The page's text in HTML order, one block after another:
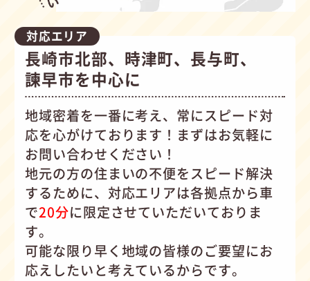
対応エリア
長崎市北部、時津町、長与町、
諫早市を中心に
地域密着を一番に考え、常にスピード対
応を心がけております！まずはお気軽に
お問い合わせください！
地元の方の住まいの不便をスピード解決
するために、対応エリアは各拠点から車
で20分に限定させていただいておりま
す。
可能な限り早く地域の皆様のご要望にお
応えしたいと考えているからです。